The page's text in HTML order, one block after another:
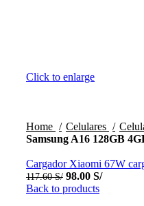
Click to enlarge
Home Celulares
Samsung A16 128GB
Cargador Xiaomi 67W
117.60S/ Original
price
98.00 S/Current
Back to products